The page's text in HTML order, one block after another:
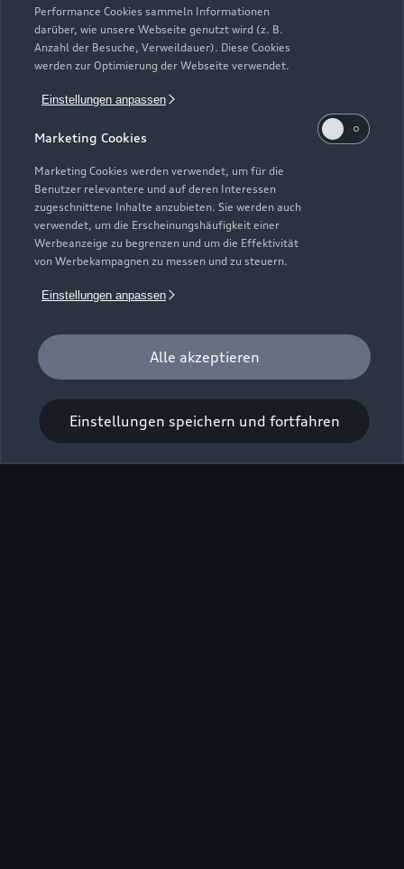
Performance Cookies sammeln Informationen
darüber, wie unsere Webseite genutzt wird (z. B.
Anzahl der Besuche, Verweildauer). Diese Cookies
werden zur Optimierung der Webseite verwendet.
Einstellungen anpassen
Marketing Cookies
Marketing Cookies werden verwendet, um für die
Benutzer relevantere und auf deren Interessen
zugeschnittene Inhalte anzubieten. Sie werden auch
verwendet, um die Erscheinungshäufigkeit einer
Werbeanzeige zu begrenzen und um die Effektivität
von Werbekampagnen zu messen und zu steuern.
Einstellungen anpassen
Alle akzeptieren
Einstellungen speichern und fortfahren
Münchner Straße 39
85540 Haar
info@feicht.de
Kontaktdaten herunterladen
Öffnungszeiten
Service
Geschlossen,öffnet amMontag 07:00